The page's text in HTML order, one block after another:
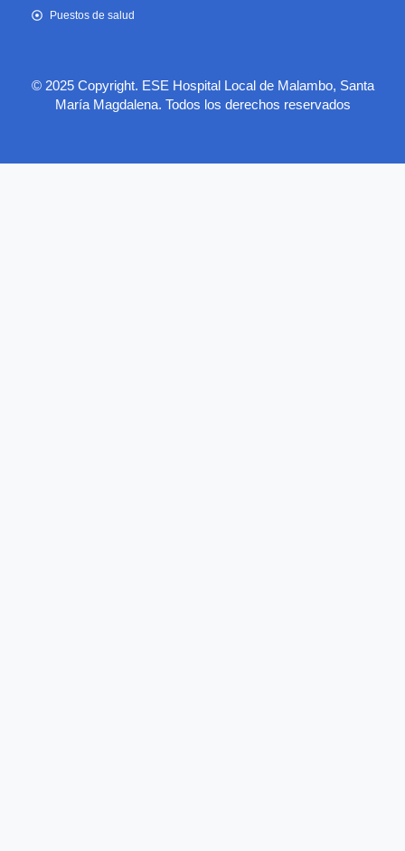
Puestos de salud
© 2025 Copyright. ESE Hospital Local de Malambo, Santa
María Magdalena. Todos los derechos reservados